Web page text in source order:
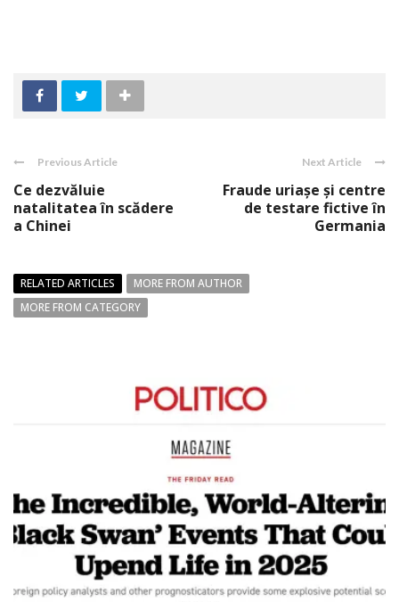
Previous Article
Ce dezvăluie
natalitatea în scădere
a Chinei
Next Article
Fraude uriașe și centre
de testare fictive în
Germania
RELATED ARTICLES
MORE FROM AUTHOR
MORE FROM CATEGORY